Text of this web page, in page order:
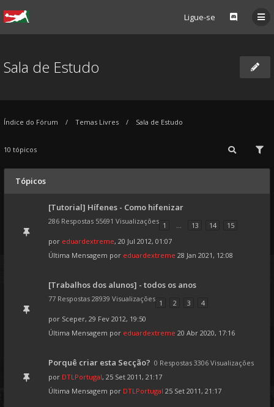
Ligue-se
Sala de Estudo
Índice do Fórum Temas Livres Sala de Estudo
10 tópicos
Tópicos
[Tutorial] Hífenes - Como hifenizar
286 Respostas 55691 Visualizações 1 ... 13 14
15
por eduardextreme, 20 Jul 2012, 01:07
Última Mensagem por eduardextreme 28 Jan 2021, 12:08
[Trabalhos dos alunos] - todos os anos
77 Respostas 28939 Visualizações 1 2 3
4
por Sceper, 29 Fev 2012, 19:50
Última Mensagem por eduardextreme 20 Abr 2020, 17:16
Porquê criar esta Secção? 0 Respostas 3306 Visualizações
por DTLPortugal, 25 Set 2011, 21:17
Última Mensagem por DTLPortugal 25 Set 2011, 21:17